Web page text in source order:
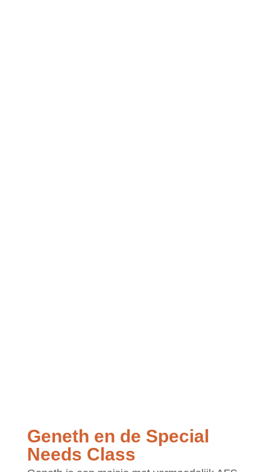
Geneth en de Special
Needs Class